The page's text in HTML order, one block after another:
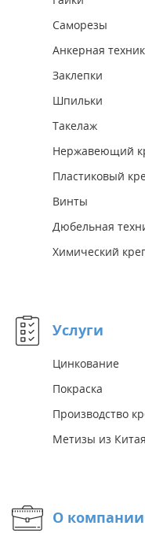
Саморезы
Анкерная
Заклепки
Шпильки
Такелаж
Нержавеющий
Пластиковый
Винты
Дюбельная
Химический
Услуги
Цинкование
Покраска
Производство
Метизы из
О компании